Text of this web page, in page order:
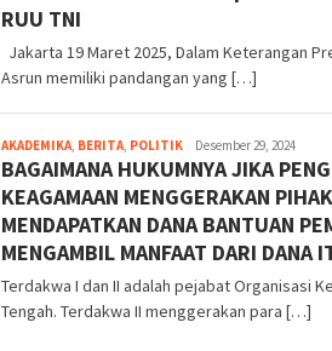
RUU TNI
Jakarta 19 Maret 2025, Dalam Keterangan
Asrun memiliki pandangan yang […]
AKADEMIKA, BERITA, POLITIK herry
santoso
Desember 29, 2024
BAGAIMANA HUKUMNYA JIKA
KEAGAMAAN MENGGERAKAN
MENDAPATKAN DANA BANTUAN
MENGAMBIL MANFAAT DARI DANA
Terdakwa I dan II adalah pejabat Organisasi
Tengah. Terdakwa II menggerakan para […]